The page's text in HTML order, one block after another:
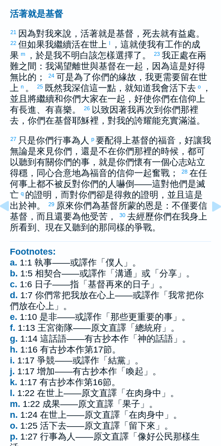
活著就是基督
21 因為對我來說，活著就是基督，死去就有益處。
22 但如果我繼續活在世上 l
，這就使我有工作的成
果 m ，於是我不明白該怎樣選擇了。 23 我正處在兩
難之間：我渴望離世與基督在一起，因為這是好得
無比的；
24 可是為了你們的緣故，我更需要留在世
上 n 。 25 既然我深信這一點，就知道我會活下去 o
，
並且將繼續和你們大家在一起，好使你們在信仰上
有長進、有喜樂。
26 以致因著我再次到你們那裡
去，你們在基督耶穌裡，對我的誇耀能充實滿溢。
27 只是你們行事為人 p 要配得上基督的福音，好讓我
無論是來見你們，還是不在你們那裡的時候，都可
以聽到有關你們的事，就是你們懷有一個心志站立
得穩，同心合意地為福音的信仰一起奮戰；
28 在任
何事上都不被反對你們的人嚇倒——這對他們是滅
亡 q 的證明，而對你們卻是得救的證明，並且這是
出於神。
29 原來你們為基督所蒙的恩是：不僅要信
基督，而且還要為他受苦，
30 去經歷你們在我身上
所看到、現在又聽到的那同樣的爭戰。
Footnotes:
a. 1:1 執事——或譯作「僕人」。
b. 1:5 相契合——或譯作「溝通」或「分享」。
c. 1:6 日子——指「基督再來的日子」。
d. 1:7 你們常把我放在心上——或譯作「我常把你
們放在心上」。
e. 1:10 是非——或譯作「那些更重要的事」。
f. 1:13 王宮衛隊——原文直譯「總統府」。
g. 1:14 這話語——有古抄本作「神的話語」。
h. 1:16 有古抄本作第17節。
i. 1:17 爭競——或譯作「結黨」。
j. 1:17 增加——有古抄本作「喚起」。
k. 1:17 有古抄本作第16節。
l. 1:22 在世上——原文直譯「在肉身中」。
m. 1:22 成果——原文直譯「果子」。
n. 1:24 在世上——原文直譯「在肉身中」。
o. 1:25 活下去——原文直譯「留下來」。
p. 1:27 行事為人——原文直譯「像好公民那樣生